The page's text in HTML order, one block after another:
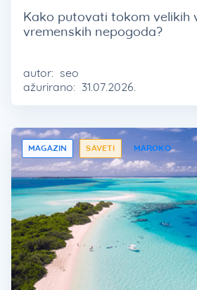
Kako putovati tokom velikih
vremenskih nepogoda?
autor: seo
ažurirano: 31.07.2026.
MAGAZIN SAVETI MAROKO